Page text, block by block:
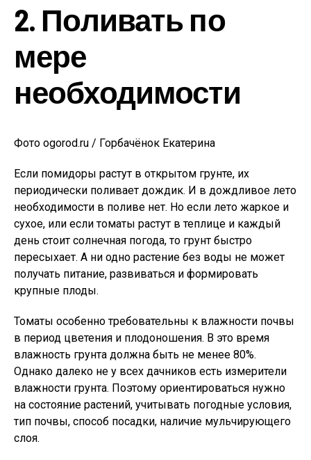
2. Поливать по
мере
необходимости
Фото ogorod.ru / Горбачёнок Екатерина
Если помидоры растут в открытом грунте, их
периодически поливает дождик. И в дождливое лето
необходимости в поливе нет. Но если лето жаркое и
сухое, или если томаты растут в теплице и каждый
день стоит солнечная погода, то грунт быстро
пересыхает. А ни одно растение без воды не может
получать питание, развиваться и формировать
крупные плоды.
Томаты особенно требовательны к влажности почвы
в период цветения и плодоношения. В это время
влажность грунта должна быть не менее 80%.
Однако далеко не у всех дачников есть измерители
влажности грунта. Поэтому ориентироваться нужно
на состояние растений, учитывать погодные условия,
тип почвы, способ посадки, наличие мульчирующего
слоя.